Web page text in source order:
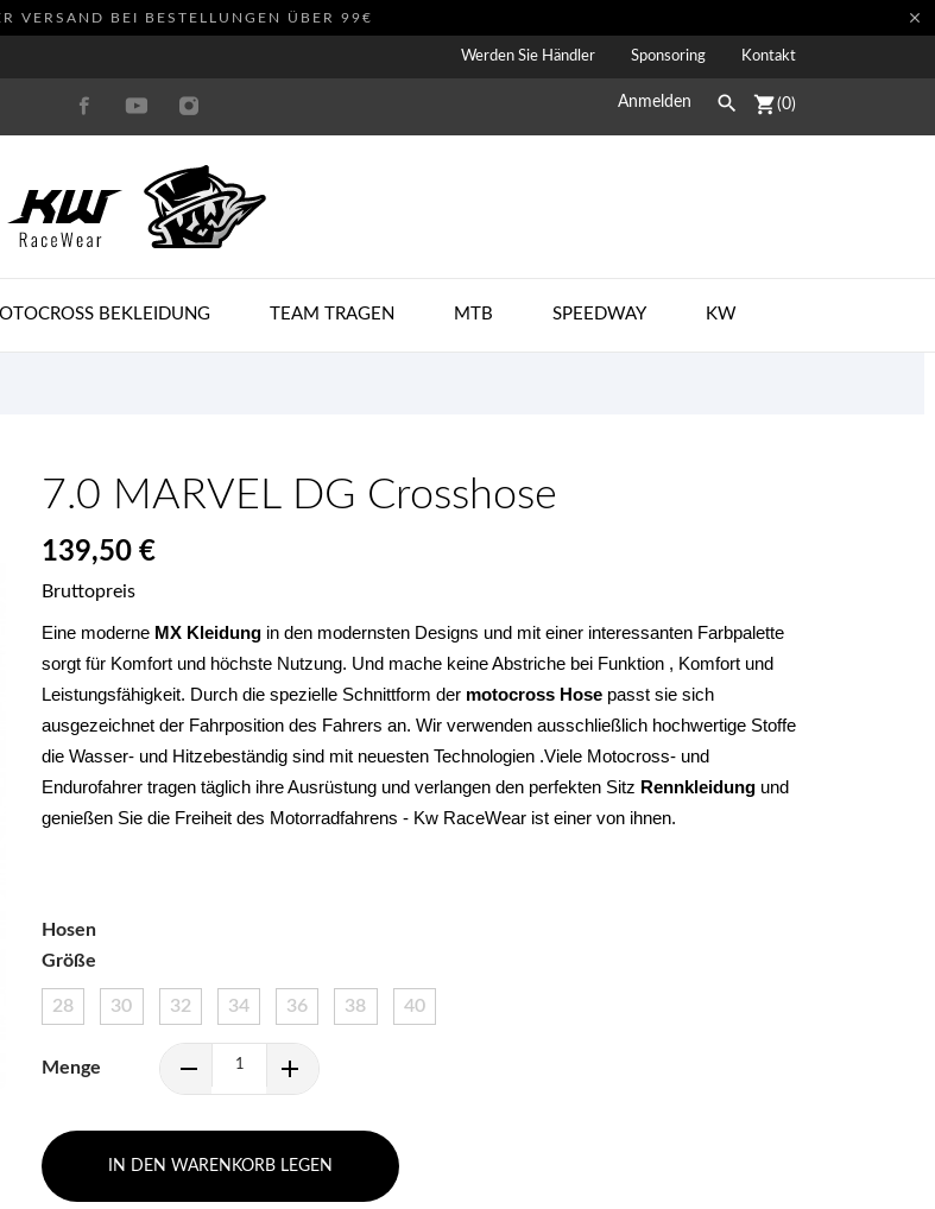
VERSAND BEI BESTELLUNGEN ÜBER 99€ 
Werden Sie Händler Sponsoring Kontakt
Anmelden  shopping_cart(0)
BEKLEIDUNG TEAM TRAGEN MTB SPEEDWAY KW
7.0 MARVEL DG Crosshose
139,50 €
Bruttopreis
Eine moderne MX Kleidung in den modernsten Designs und mit einer interessanten Farbpalette
sorgt für Komfort und höchste Nutzung. Und mache keine Abstriche bei Funktion , Komfort und
Leistungsfähigkeit. Durch die spezielle Schnittform der motocross Hose passt sie sich
ausgezeichnet der Fahrposition des Fahrers an. Wir verwenden ausschließlich hochwertige Stoffe
die Wasser- und Hitzebeständig sind mit neuesten Technologien .Viele Motocross- und
Endurofahrer tragen täglich ihre Ausrüstung und verlangen den perfekten Sitz Rennkleidung und
genießen Sie die Freiheit des Motorradfahrens - Kw RaceWear ist einer von ihnen.
Hosen
Größe
28 30 32 34 36 38 40
Menge
IN DEN WARENKORB LEGEN